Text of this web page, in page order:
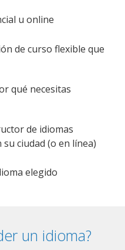
u online
de curso flexible que
qué necesitas
de idiomas
ciudad (o en línea)
elegido
un idioma?